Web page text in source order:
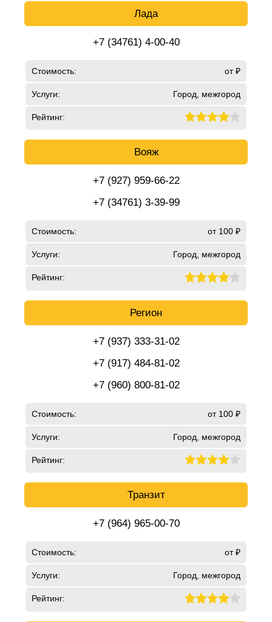
Лада
+7 (34761) 4-00-40
Стоимость: от ₽
Услуги: Город, межгород
Рейтинг:
Вояж
+7 (927) 959-66-22
+7 (34761) 3-39-99
Стоимость: от 100 ₽
Услуги: Город, межгород
Рейтинг:
Регион
+7 (937) 333-31-02
+7 (917) 484-81-02
+7 (960) 800-81-02
Стоимость: от 100 ₽
Услуги: Город, межгород
Рейтинг:
Транзит
+7 (964) 965-00-70
Стоимость: от ₽
Услуги: Город, межгород
Рейтинг: